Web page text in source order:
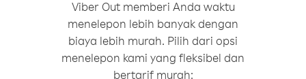
Viber Out memberi Anda waktu
menelepon lebih banyak dengan
biaya lebih murah. Pilih dari opsi
menelepon kami yang fleksibel dan
bertarif murah: